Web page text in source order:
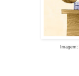
Imagem: